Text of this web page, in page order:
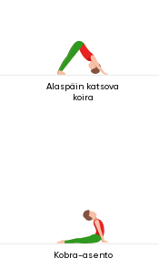
Alaspäin katsova
koira
Kobra-asento